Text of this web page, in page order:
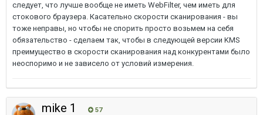
следует, что лучше вообще не иметь WebFilter, чем иметь для
стокового браузера. Касательно скорости сканирования - вы
тоже неправы, но чтобы не спорить просто возьмем на себя
обязательство - сделаем так, чтобы в следующей версии KMS
преимущество в скорости сканирования над конкурентами было
неоспоримо и не зависело от условий измерения.
mike 1 57